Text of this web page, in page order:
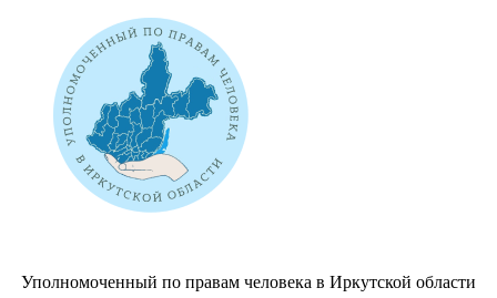
Уполномоченный по правам человека в Иркутской области